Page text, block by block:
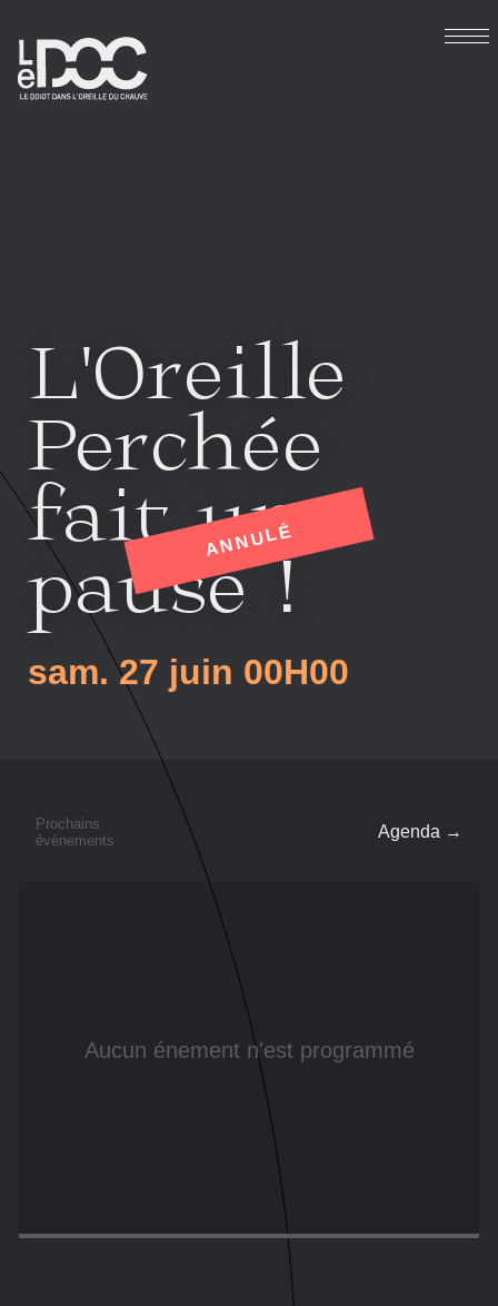
L'Oreille
Perchée
fait une
pause !
sam. 27 juin 00H00
ANNULÉ
Prochains
évènements
Agenda →
Aucun énement n'est programmé